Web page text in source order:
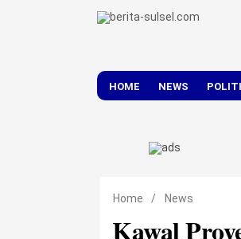
HOME NEWS
Home / News
Kawal